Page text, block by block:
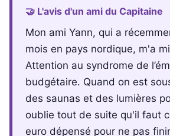
🤝 L'avis d'un ami du Capitaine
Mon ami Yann, qui a
mois en pays nordique, m'a
Attention au syndrome de
budgétaire. Quand on est
des saunas et des lumières
oublie tout de suite qu'il faut
euro dépensé pour ne pas